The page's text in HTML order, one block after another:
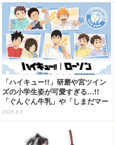
「ハイキュー!!」研磨や宮ツイン
ズの小学生姿が可愛すぎる…!!
「ぐんぐん牛乳」や「しまだマー
ト」デザインのグッズも!? ロー
ソン限定グッズが登場！
2026.8.5